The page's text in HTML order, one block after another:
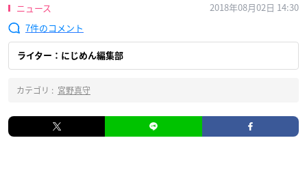
ニュース
2018年08月02日 14:30
7
ライター：にじめん編集部
カテゴリ : 宮野真守